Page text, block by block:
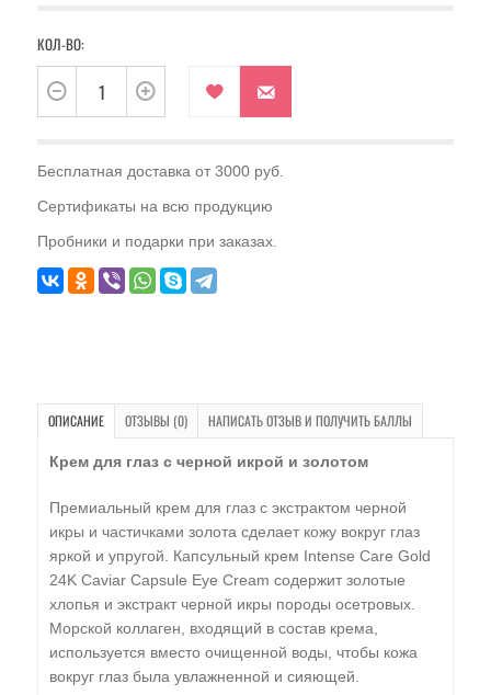
КОЛ-ВО:
Бесплатная доставка от 3000 руб.
Сертификаты на всю продукцию
Пробники и подарки при заказах.
ОПИСАНИЕ ОТЗЫВЫ (0) НАПИСАТЬ ОТЗЫВ И ПОЛУЧИТЬ БАЛЛЫ
Крем для глаз с черной икрой и золотом
Премиальный крем для глаз с экстрактом черной
икры и частичками золота сделает кожу вокруг глаз
яркой и упругой. Капсульный крем Intense Care Gold
24K Caviar Capsule Eye Cream содержит золотые
хлопья и экстракт черной икры породы осетровых.
Морской коллаген, входящий в состав крема,
используется вместо очищенной воды, чтобы кожа
вокруг глаз была увлажненной и сияющей.